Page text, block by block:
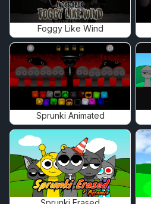
Foggy Like Wind
Sprunki Animated